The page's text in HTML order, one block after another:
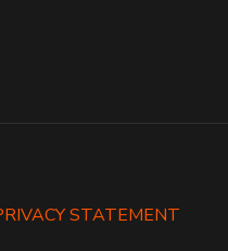
STATEMENT